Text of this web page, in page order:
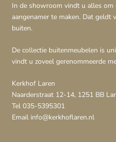
In de showroom vindt u alles
aangenamer te maken. Dat geldt
buiten.
De collectie buitenmeubelen is
vindt u zoveel gerenommeerde
Kerkhof Laren
Naarderstraat 12-14, 1251 BB
Tel 035-5395301
Email info@kerkhoflaren.nl